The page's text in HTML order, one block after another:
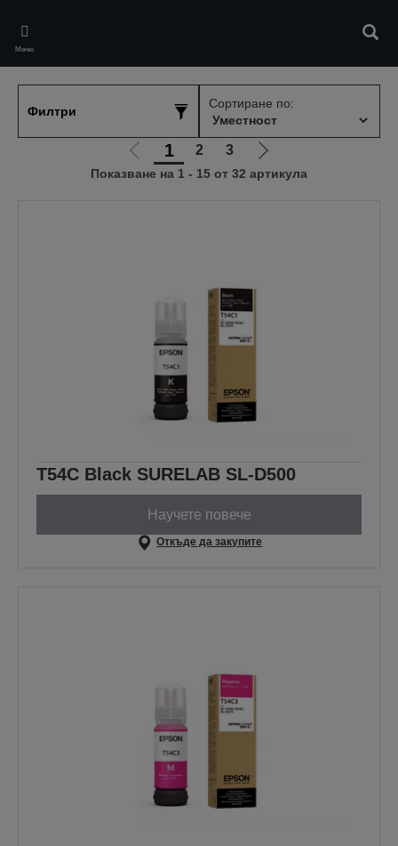
main
content
Меню
Филтри
Сортиране по:
Отиди
на
1 2 3
Отиди
на
Показване на 1 - 15 от 32 артикула
T54C Black SURELAB SL-D500
Научете повече
Откъде да закупите